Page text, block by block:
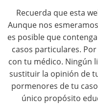
a
Recuerda que esta
Aunque nos
es posible que
casos particulares.
con tu médico. Ningún
sustituir la opinión de
pormenores de tu
único propósito